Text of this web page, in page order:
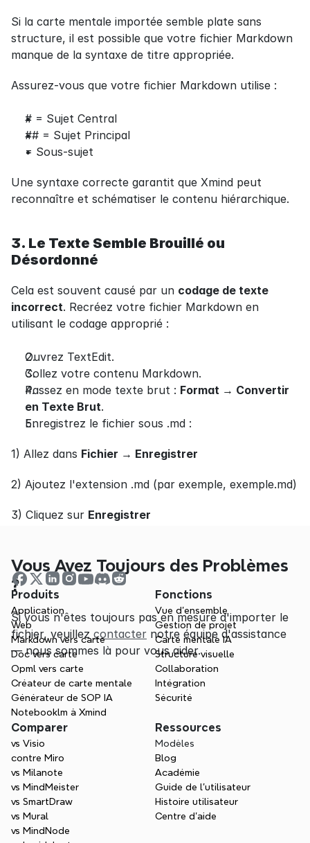
Si la carte mentale importée semble plate sans
structure, il est possible que votre fichier Markdown
manque de la syntaxe de titre appropriée.
Assurez-vous que votre fichier Markdown utilise :
# = Sujet Central
## = Sujet Principal
= Sous-sujet
Une syntaxe correcte garantit que Xmind peut
reconnaître et schématiser le contenu hiérarchique.
3. Le Texte Semble Brouillé ou
Désordonné
Cela est souvent causé par un codage de texte
incorrect. Recréez votre fichier Markdown en
utilisant le codage approprié :
Ouvrez TextEdit.
Collez votre contenu Markdown.
Passez en mode texte brut : Format → Convertir
en Texte Brut.
Enregistrez le fichier sous .md :
1) Allez dans Fichier → Enregistrer
2) Ajoutez l'extension .md (par exemple, exemple.md)
3) Cliquez sur Enregistrer
Vous Avez Toujours des Problèmes
?
Si vous n'êtes toujours pas en mesure d'importer le
fichier, veuillez contacter notre équipe d'assistance
— nous sommes là pour vous aider.
Produits
Application
Web
Markdown vers carte
Doc vers carte
Opml vers carte
Créateur de carte mentale
Générateur de SOP IA
Notebooklm à Xmind
Fonctions
Vue d'ensemble
Gestion de projet
Carte mentale IA
Structure visuelle
Collaboration
Intégration
Sécurité
Comparer
vs Visio
contre Miro
vs Milanote
vs MindMeister
vs SmartDraw
vs Mural
vs MindNode
Ressources
Modèles
Blog
Académie
Guide de l’utilisateur
Histoire utilisateur
Centre d'aide